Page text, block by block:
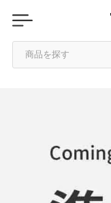
商品を探す